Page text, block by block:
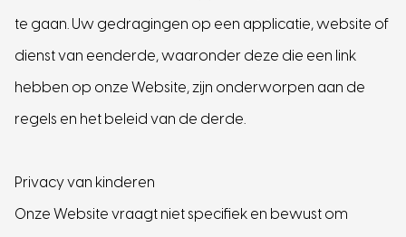
te gaan. Uw gedragingen op een applicatie, website of
dienst van eenderde, waaronder deze die een link
hebben op onze Website, zijn onderworpen aan de
regels en het beleid van de derde.
Privacy van kinderen
Onze Website vraagt niet specifiek en bewust om